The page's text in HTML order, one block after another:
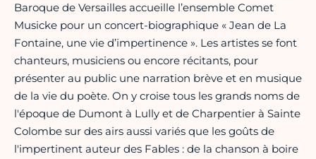
Baroque de Versailles accueille l’ensemble Comet
Musicke pour un concert-biographique « Jean de La
Fontaine, une vie d’impertinence ». Les artistes se font
chanteurs, musiciens ou encore récitants, pour
présenter au public une narration brève et en musique
de la vie du poète. On y croise tous les grands noms de
l'époque de Dumont à Lully et de Charpentier à Sainte
Colombe sur des airs aussi variés que les goûts de
l'impertinent auteur des Fables : de la chanson à boire